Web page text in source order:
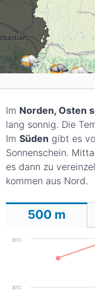
Im Norden, Osten
lang sonnig. Die
Im Süden gibt es
Sonnenschein.
es dann zu
kommen aus Nord.
500 m
30°C
35°C